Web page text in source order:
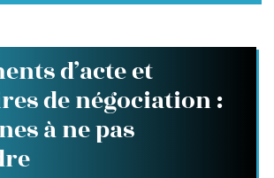
d’acte et
de négociation :
à ne pas